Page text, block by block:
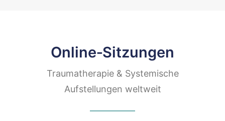
Online‑Sitzungen
Traumatherapie & Systemische
Aufstellungen weltweit